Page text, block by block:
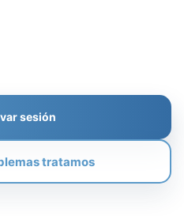
sesión
tratamos